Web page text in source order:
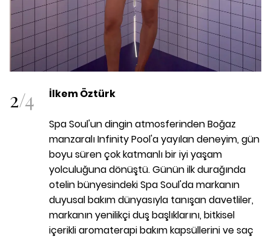
2/4 İlkem Öztürk
Spa Soul'un dingin atmosferinden Boğaz
manzaralı Infinity Pool'a yayılan deneyim, gün
boyu süren çok katmanlı bir iyi yaşam
yolculuğuna dönüştü. Günün ilk durağında
otelin bünyesindeki Spa Soul'da markanın
duyusal bakım dünyasıyla tanışan davetliler,
markanın yenilikçi duş başlıklarını, bitkisel
içerikli aromaterapi bakım kapsüllerini ve saç